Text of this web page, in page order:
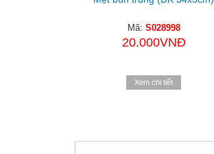
Mã: S028998
20.000VNĐ
Xem chi tiết